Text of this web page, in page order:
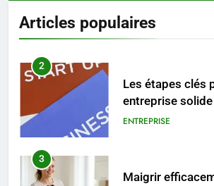
Articles populaires
reviennent
MODE
2
Les étapes clés
entreprise solide
ENTREPRISE
3
Maigrir